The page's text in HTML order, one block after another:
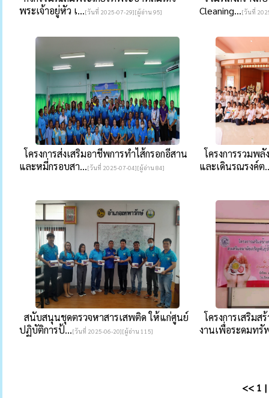
พระเจ้าอยู่หัว เ...[วันที่ 2025-07-29][ผู้อ่าน 95]
Cleaning...[วันที่
โครงการส่งเสริมอาชีพการทำไส้กรอกอีสาน
และหมี่กรอบสา...[วันที่ 2025-07-04][ผู้อ่าน 84]
โครงการรวมพ
และเดินรณรงค์ต
สนับสนุนชุดตรวจหาสารเสพติด ให้แก่ศูนย์
ปฏิบัติการป้...[วันที่ 2025-06-20][ผู้อ่าน 115]
โครงการเสริมส
งานเพื่อระดมทรั
<< 1 |